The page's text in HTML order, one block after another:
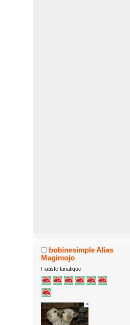
bobinesimple Alias
Magimojo
Fiatiste fanatique